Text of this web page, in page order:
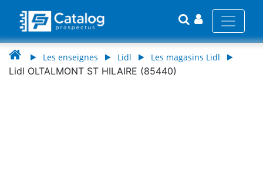
Les enseignes Lidl Les magasins Lidl
Lidl OLTALMONT ST HILAIRE (85440)